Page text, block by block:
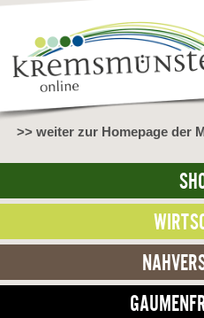
>> weiter zur Homepage der